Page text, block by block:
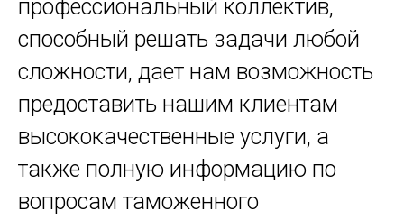
профессиональный коллектив,
способный решать задачи любой
сложности, дает нам возможность
предоставить нашим клиентам
высококачественные услуги, а
также полную информацию по
вопросам таможенного